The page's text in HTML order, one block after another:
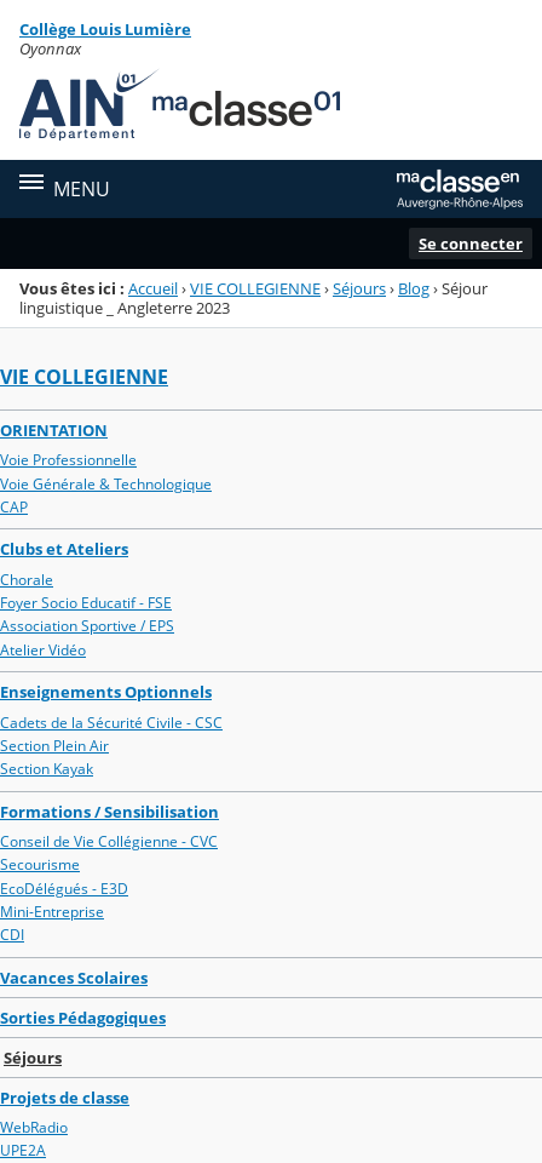
Menu de la rubrique
Contenu
Collège Louis Lumière
Oyonnax
MENU
Se connecter
Vous êtes ici : Accueil›VIE COLLEGIENNE›Séjours› Blog›Séjour
linguistique _ Angleterre 2023
VIE COLLEGIENNE
ORIENTATION
Voie Professionnelle
Voie Générale & Technologique
CAP
Clubs et Ateliers
Chorale
Foyer Socio Educatif - FSE
Association Sportive / EPS
Atelier Vidéo
Enseignements Optionnels
Cadets de la Sécurité Civile - CSC
Section Plein Air
Section Kayak
Formations / Sensibilisation
Conseil de Vie Collégienne - CVC
Secourisme
EcoDélégués - E3D
Mini-Entreprise
CDI
Vacances Scolaires
Sorties Pédagogiques
Séjours
Projets de classe
WebRadio
UPE2A